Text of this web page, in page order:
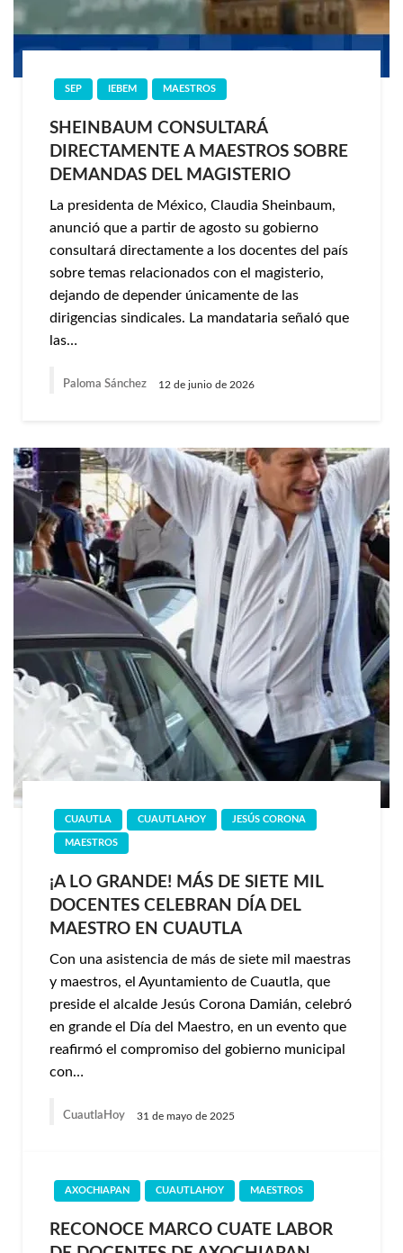
SEP IEBEM MAESTROS
SHEINBAUM CONSULTARÁ
DIRECTAMENTE A MAESTROS SOBRE
DEMANDAS DEL MAGISTERIO
La presidenta de México, Claudia Sheinbaum,
anunció que a partir de agosto su gobierno
consultará directamente a los docentes del país
sobre temas relacionados con el magisterio,
dejando de depender únicamente de las
dirigencias sindicales. La mandataria señaló que
las…
Paloma Sánchez 12 de junio de 2026
CUAUTLA CUAUTLAHOY JESÚS CORONA
MAESTROS
¡A LO GRANDE! MÁS DE SIETE MIL
DOCENTES CELEBRAN DÍA DEL
MAESTRO EN CUAUTLA
Con una asistencia de más de siete mil maestras
y maestros, el Ayuntamiento de Cuautla, que
preside el alcalde Jesús Corona Damián, celebró
en grande el Día del Maestro, en un evento que
reafirmó el compromiso del gobierno municipal
con…
CuautlaHoy 31 de mayo de 2025
AXOCHIAPAN CUAUTLAHOY MAESTROS
RECONOCE MARCO CUATE LABOR